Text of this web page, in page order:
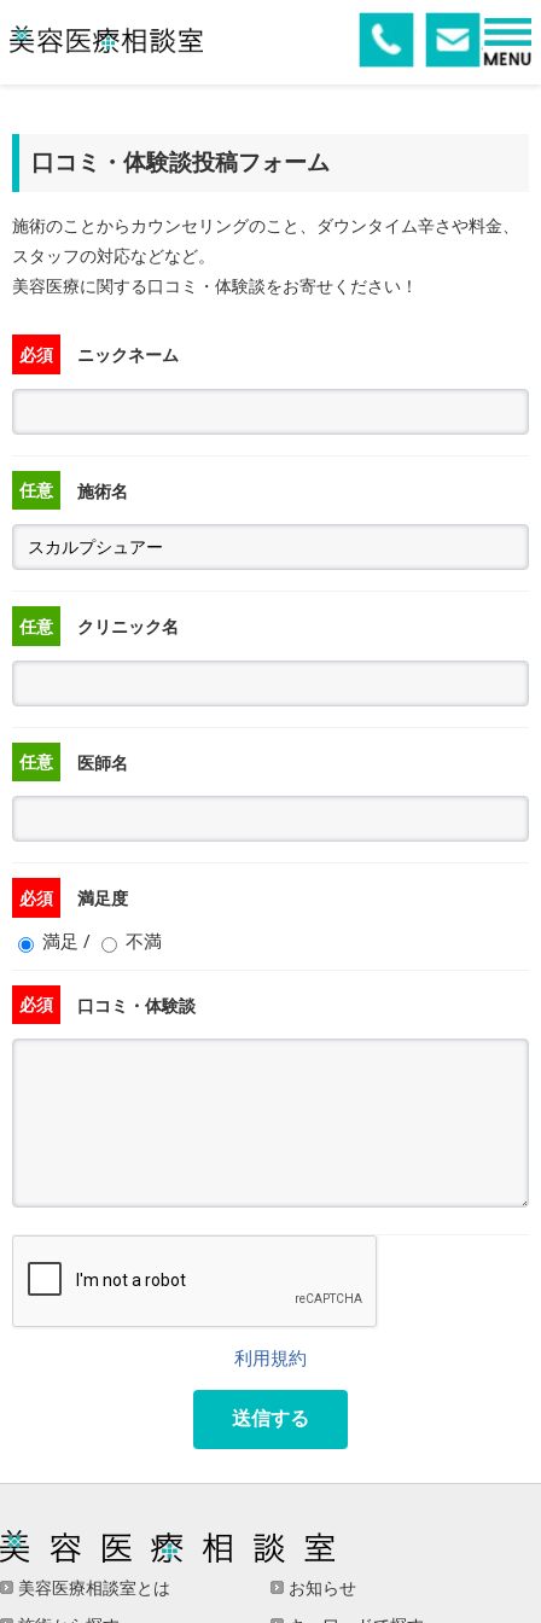
口コミ・体験談投稿フォーム
施術のことからカウンセリングのこと、ダウンタイム辛さや料金、
スタッフの対応などなど。
美容医療に関する口コミ・体験談をお寄せください！
必須 ニックネーム
任意 施術名
任意 クリニック名
任意 医師名
必須 満足度
満足 / 不満
必須 口コミ・体験談
利用規約
送信する
美容医療相談室とは
お知らせ